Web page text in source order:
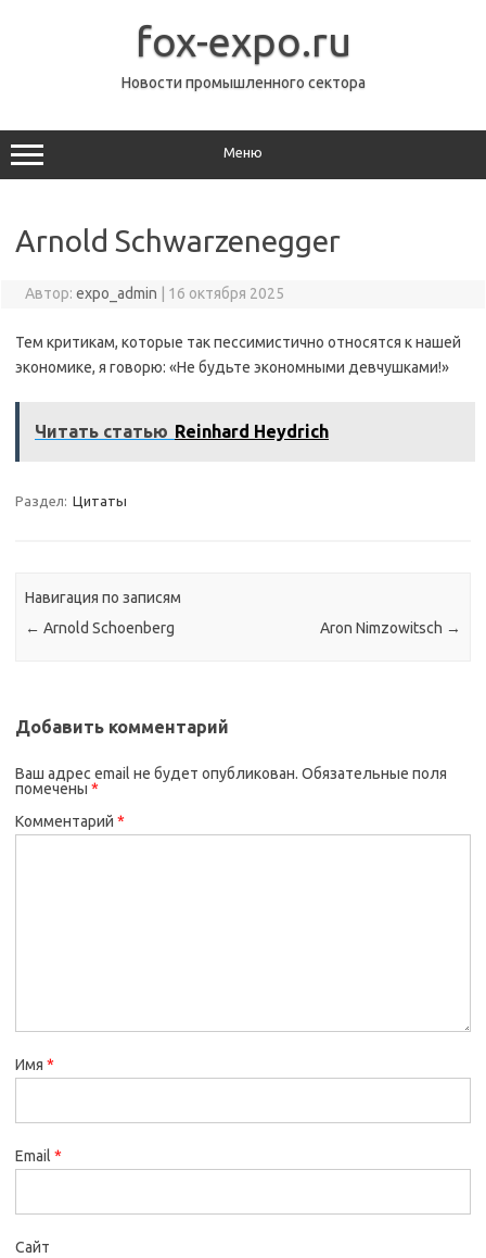
fox-expo.ru
Новости промышленного сектора
Меню
Arnold Schwarzenegger
Автор: expo_admin 16 октября 2025
Тем критикам, которые так пессимистично относятся к нашей
экономике, я говорю: «Не будьте экономными девчушками!»
Читать статью Reinhard Heydrich
Раздел: Цитаты
Навигация по записям
← Arnold Schoenberg Aron Nimzowitsch →
Добавить комментарий
Ваш адрес email не будет опубликован. Обязательные поля
помечены *
Комментарий *
Имя *
Email *
Сайт